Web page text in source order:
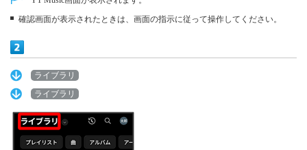
確認画面が表示されたときは、画面の指示に従って操作してください。
ライブラリ
ライブラリ